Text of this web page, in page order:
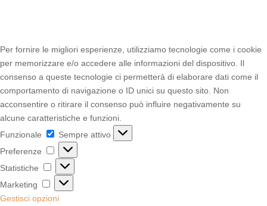
Per fornire le migliori esperienze, utilizziamo tecnologie come i cookie
per memorizzare e/o accedere alle informazioni del dispositivo. Il
consenso a queste tecnologie ci permetterà di elaborare dati come il
comportamento di navigazione o ID unici su questo sito. Non
acconsentire o ritirare il consenso può influire negativamente su
alcune caratteristiche e funzioni.
Funzionale
Funzionale
Sempre attivo
Preferenze
Preferenze
Statistiche Statistiche
Marketing
Marketing
Gestisci opzioni